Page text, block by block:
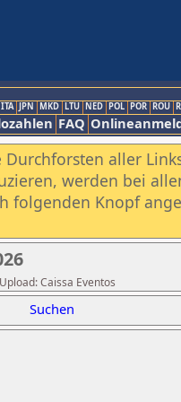
ITA JPN MKD LTU NED POL POR ROU
FAQ
aller
werden bei
folgenden Knopf
Caissa Eventos
Suchen